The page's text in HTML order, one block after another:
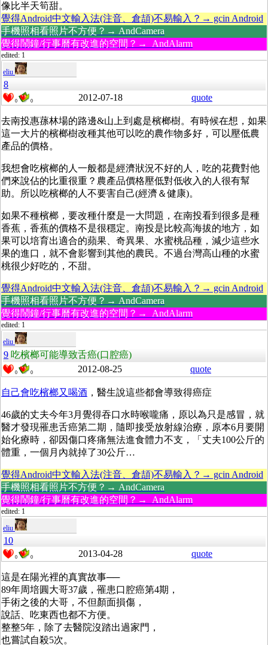
像比半天筍甜。
覺得Android中文輸入法(注音、倉頡)不易輸入？→ gcin Android
手機照相看照片不方便？→ AndCamera
覺得鬧鐘/行事曆有改進的空間？→ AndAlarm
edited: 1
eliu
8
0 0 2012-07-18 quote
去南投惠蓀林場的路邊&山上到處是檳榔樹。有時候在想，如果
這一大片的檳榔樹改種其他可以吃的農作物多好，可以壓低農
產品的價格。
我想會吃檳榔的人一般都是經濟狀況不好的人，吃的花費對他
們來說佔的比重很重？農產品價格壓低對低收入的人很有幫
助。所以吃檳榔的人不要害自己(經濟＆健康)。
如果不種檳榔，要改種什麼是一大問題，在南投看到很多是種
香蕉，香蕉的價格不是很穩定。南投是比較高海拔的地方，如
果可以培育出適合的蘋果、奇異果、水蜜桃品種，減少這些水
果的進口，就不會影響到其他的農民。不過台灣高山種的水蜜
桃很少好吃的，不甜。
覺得Android中文輸入法(注音、倉頡)不易輸入？→ gcin Android
手機照相看照片不方便？→ AndCamera
覺得鬧鐘/行事曆有改進的空間？→ AndAlarm
edited: 1
eliu
9 吃檳榔可能導致舌癌(口腔癌)
0 0 2012-08-25 quote
自己會吃檳榔又喝酒 ，醫生說這些都會導致得癌症
46歲的丈夫今年3月覺得吞口水時喉嚨痛，原以為只是感冒，就
醫才發現罹患舌癌第二期，隨即接受放射線治療，原本6月要開
始化療時，卻因傷口疼痛無法進食體力不支，「丈夫100公斤的
體重，一個月內就掉了30公斤…
覺得Android中文輸入法(注音、倉頡)不易輸入？→ gcin Android
手機照相看照片不方便？→ AndCamera
覺得鬧鐘/行事曆有改進的空間？→ AndAlarm
edited: 1
eliu
10
0 0 2013-04-28 quote
這是在陽光裡的真實故事──
89年周培圓大哥37歲，罹患口腔癌第4期，
手術之後的大哥，不但顏面損傷，
說話、吃東西也都不方便。
整整5年，除了去醫院沒踏出過家門，
也嘗試自殺5次。